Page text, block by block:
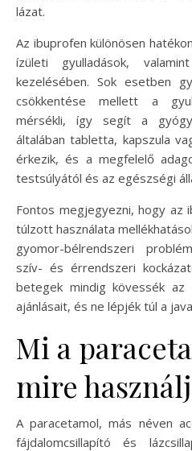
lázat.
Az ibuprofen különösen
ízületi gyulladások,
kezelésében. Sok esetben
csökkentése mellett a
mérsékli, így segít a
általában tabletta, kapszula
érkezik, és a megfelelő
testsúlyától és az egészségi
Fontos megjegyezni, hogy az
túlzott használata
gyomor-bélrendszeri
szív- és érrendszeri
betegek mindig kövessék
ajánlásait, és ne lépjék túl a
Mi a
mire
A paracetamol, más néven
fájdalomcsillapító és